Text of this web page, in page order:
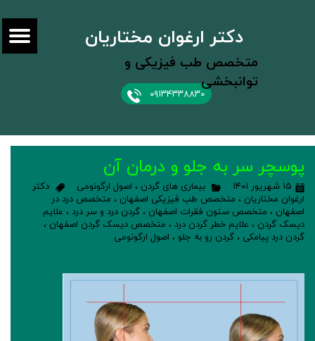
۰۹۱۳۴۳۳۸۸۳۰
دکتر ارغوان مختاریان
متخصص طب فیزیکی و
توانبخشی
پوسچر سر به جلو و درمان آن
۱۵ شهریور ۱۴۰۱ بیماری های گردن ، اصول ارگونومی
دکتر
ارغوان مختاریان ، متخصص طب فیزیکی اصفهان ، متخصص درد در
اصفهان ، متخصص ستون فقرات اصفهان ، گردن درد و سر درد ، علایم
دیسک گردن ، علایم خطر گردن درد ، متخصص دیسک گردن اصفهان ،
گردن درد پیامکی ، گردن رو به جلو ، اصول ارگونومی